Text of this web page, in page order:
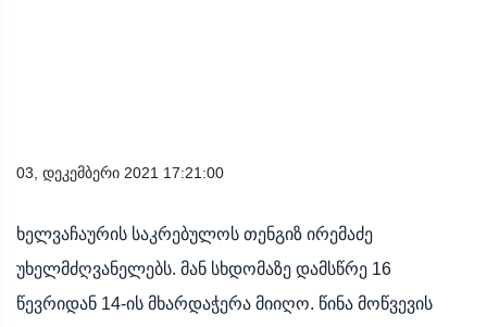
03, დეკემბერი 2021 17:21:00
ხელვაჩაურის საკრებულოს თენგიზ ირემაძე
უხელმძღვანელებს. მან სხდომაზე დამსწრე 16
წევრიდან 14-ის მხარდაჭერა მიიღო. წინა მოწვევის